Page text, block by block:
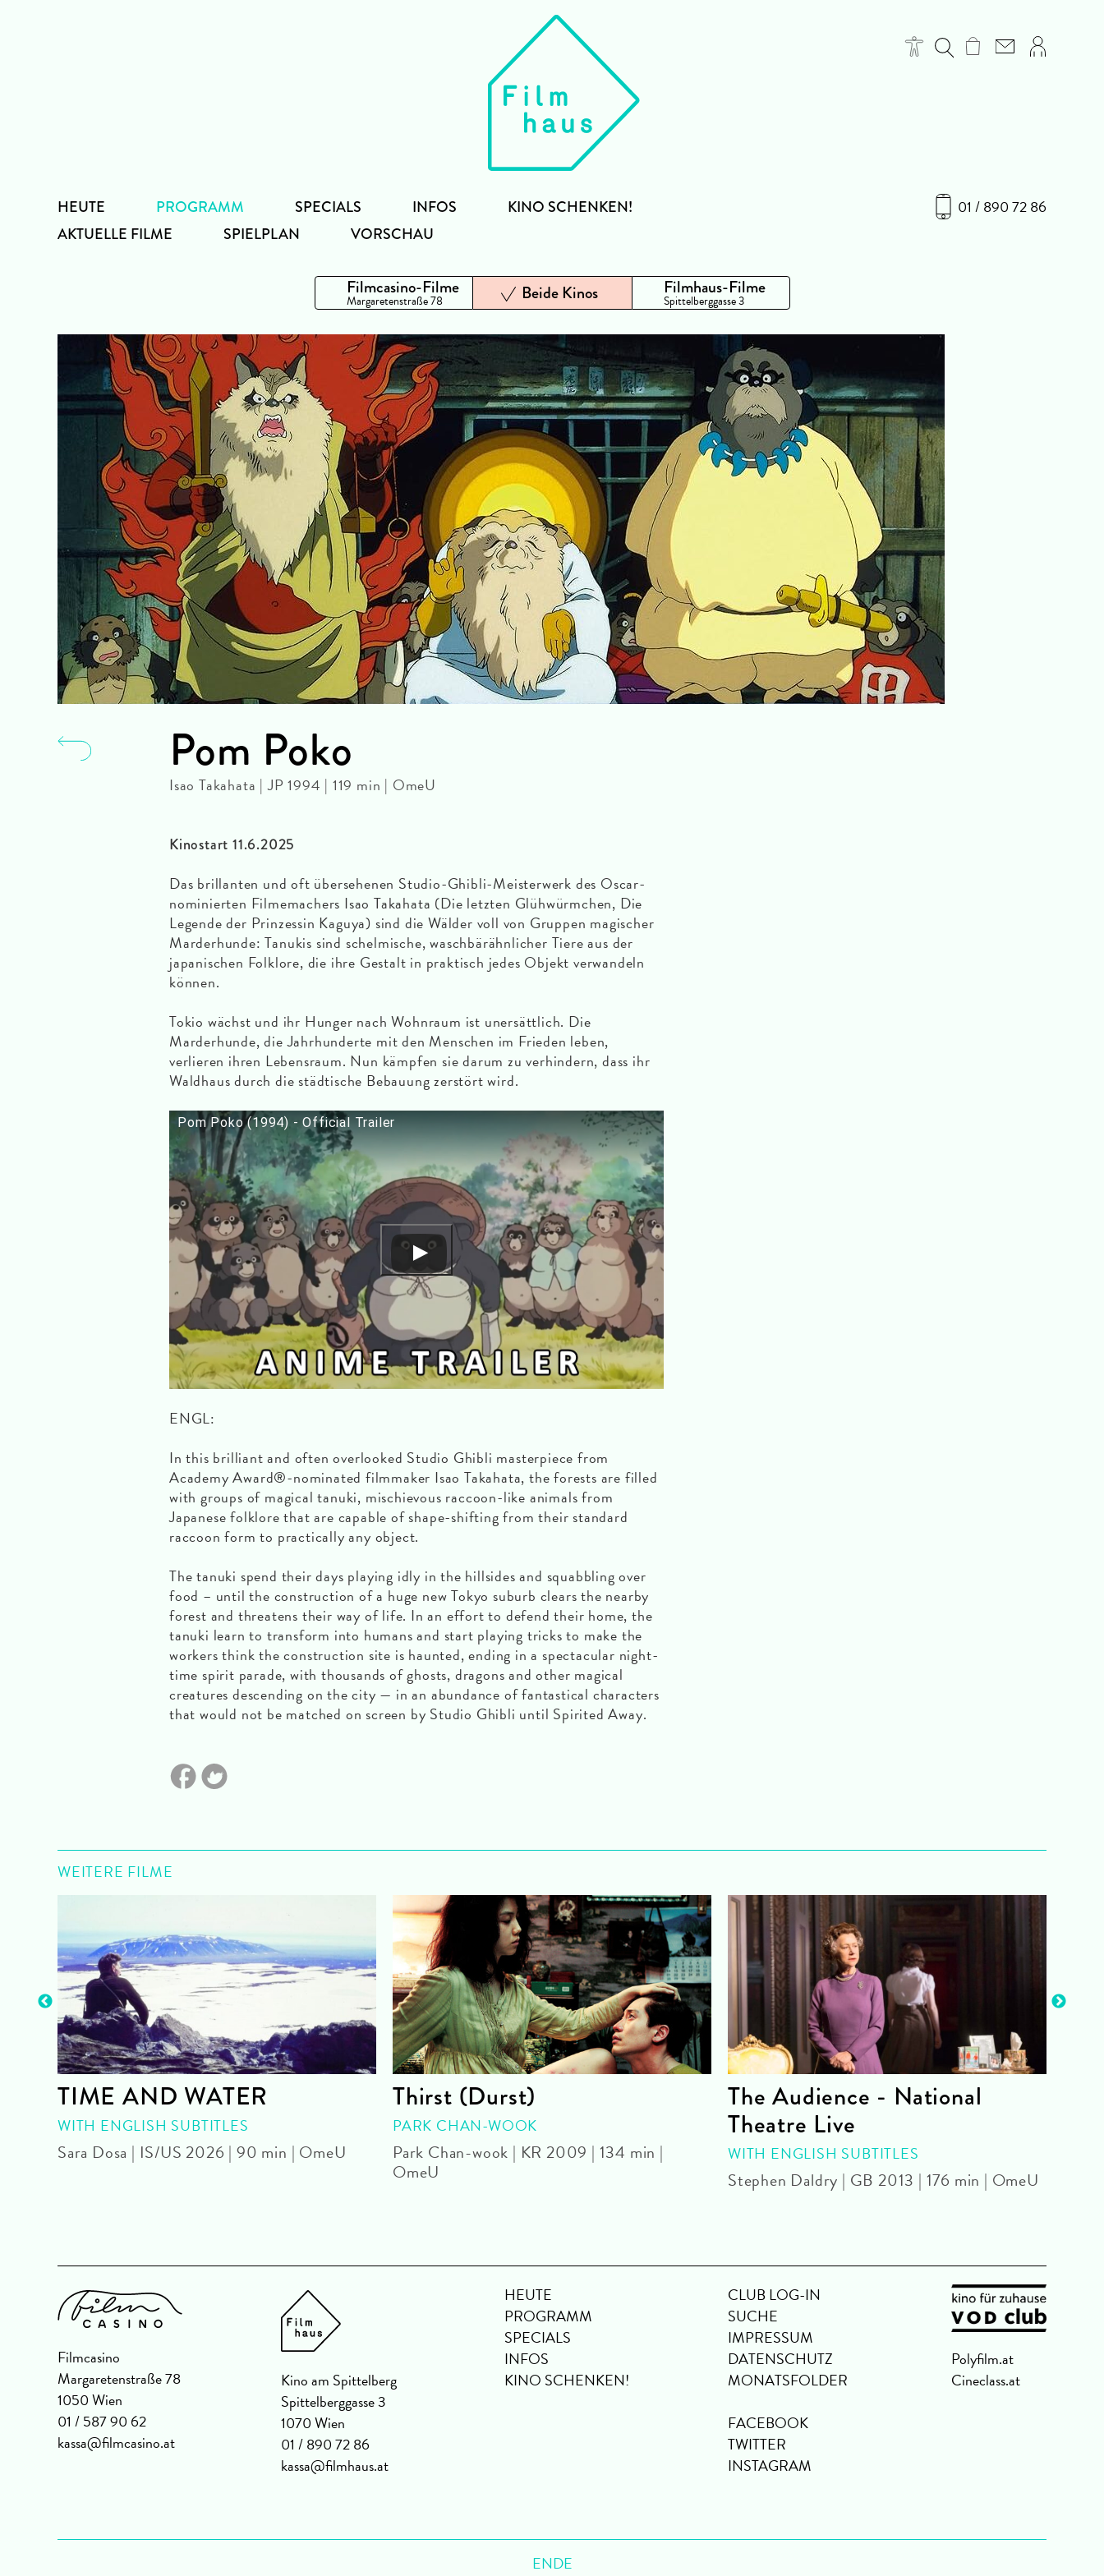
01 / 890 72 86
HEUTE
PROGRAMM
AKTUELLE FILME
SPIELPLAN VORSCHAU
SPECIALS INFOS KINO SCHENKEN!
Filmcasino-Filme
Margaretenstraße 78 Beide Kinos Filmhaus-Filme
Spittelberggasse 3
Pom Poko
Isao Takahata | JP 1994 | 119 min | OmeU
Kinostart 11.6.2025
Das brillanten und oft übersehenen Studio-Ghibli-Meisterwerk des Oscar-
nominierten Filmemachers Isao Takahata (Die letzten Glühwürmchen, Die
Legende der Prinzessin Kaguya) sind die Wälder voll von Gruppen magischer
Marderhunde: Tanukis sind schelmische, waschbärähnlicher Tiere aus der
japanischen Folklore, die ihre Gestalt in praktisch jedes Objekt verwandeln
können.
Tokio wächst und ihr Hunger nach Wohnraum ist unersättlich. Die
Marderhunde, die Jahrhunderte mit den Menschen im Frieden leben,
verlieren ihren Lebensraum. Nun kämpfen sie darum zu verhindern, dass ihr
Waldhaus durch die städtische Bebauung zerstört wird.
Pom Poko (1994) - Official Trailer
ENGL:
In this brilliant and often overlooked Studio Ghibli masterpiece from
Academy Award®-nominated filmmaker Isao Takahata, the forests are filled
with groups of magical tanuki, mischievous raccoon-like animals from
Japanese folklore that are capable of shape-shifting from their standard
raccoon form to practically any object.
The tanuki spend their days playing idly in the hillsides and squabbling over
food – until the construction of a huge new Tokyo suburb clears the nearby
forest and threatens their way of life. In an effort to defend their home, the
tanuki learn to transform into humans and start playing tricks to make the
workers think the construction site is haunted, ending in a spectacular night-
time spirit parade, with thousands of ghosts, dragons and other magical
creatures descending on the city — in an abundance of fantastical characters
that would not be matched on screen by Studio Ghibli until Spirited Away.
WEITERE FILME
TIME AND WATER
WITH ENGLISH SUBTITLES
Sara Dosa | IS/US 2026 | 90 min | OmeU
Thirst (Durst)
PARK CHAN-WOOK
Park Chan-wook | KR 2009 | 134 min |
OmeU
The Audience - National
Theatre Live
WITH ENGLISH SUBTITLES
Stephen Daldry | GB 2013 | 176 min | OmeU
Filmcasino
Margaretenstraße 78
1050 Wien
01 / 587 90 62
kassa@filmcasino.at
Kino am Spittelberg
Spittelberggasse 3
1070 Wien
01 / 890 72 86
kassa@filmhaus.at
HEUTE
PROGRAMM
SPECIALS
INFOS
KINO SCHENKEN!
CLUB LOG-IN
SUCHE
IMPRESSUM
DATENSCHUTZ
MONATSFOLDER
FACEBOOK
TWITTER
INSTAGRAM
Polyfilm.at
Cineclass.at
ENDE